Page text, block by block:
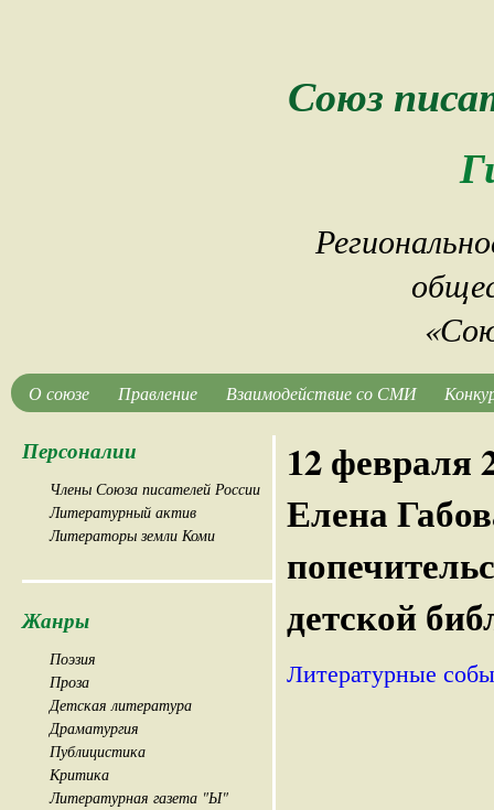
Союз
О союзе Правление Взаимодействие со СМИ
Персоналии
Члены Союза писателей России
Литературный актив
Литераторы земли Коми
Жанры
Поэзия
Проза
Детская литература
Драматургия
Публицистика
Критика
Литературная газета "Ы"
12 февраля
Елена
детской
Литературные